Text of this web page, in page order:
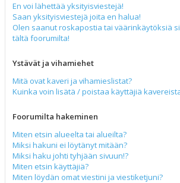
En voi lähettää yksityisviestejä!
Saan yksityisviestejä joita en halua!
Olen saanut roskapostia tai väärinkäytöksiä
tältä foorumilta!
Ystävät ja vihamiehet
Mitä ovat kaveri ja vihamieslistat?
Kuinka voin lisätä / poistaa käyttäjiä
Foorumilta hakeminen
Miten etsin alueelta tai alueilta?
Miksi hakuni ei löytänyt mitään?
Miksi haku johti tyhjään sivuun!?
Miten etsin käyttäjiä?
Miten löydän omat viestini ja viestiketjuni?